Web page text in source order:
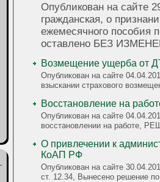
Опубликован на сайте
гражданская, о
ежемесячного
оставлено БЕЗ
Возмещение ущерба от
Опубликован на сайте
взыскании страхового
Восстановление на
Опубликован на сайте
восстановлении на работе,
О привлечении к
КоАП РФ
Опубликован на сайте
ст. 12.34, Вынесено решение